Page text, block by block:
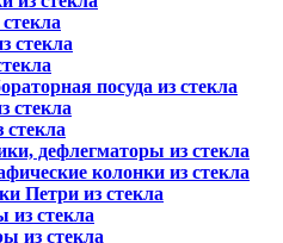
стекла
посуда из стекла
стекла
дефлегматоры из стекла
колонки из стекла
Петри из стекла
из стекла
из стекла